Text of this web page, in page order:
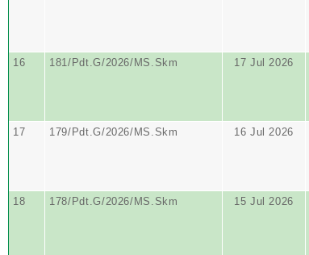
16 181/Pdt.G/2026/MS.Skm 17 Jul 2026
17 179/Pdt.G/2026/MS.Skm 16 Jul 2026
18 178/Pdt.G/2026/MS.Skm 15 Jul 2026